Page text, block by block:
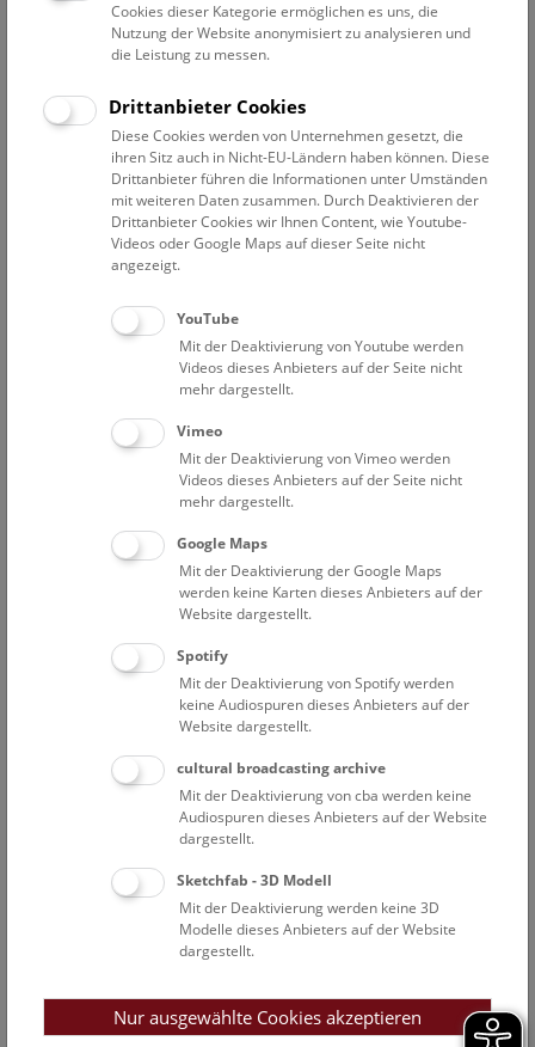
Außenstellen
PASIN/Narrenturm
Augmented Reality Show: Dinosaurier
Eine Zeitreise für Familien durch die Welt der Saurier. Die
Multimedia-Show auf Deck 50 macht es möglich, die
faszinierende Welt der Dinosaurier hautnah zu erleben!
NHM WIEN
13:00 – 14:00
Studiensammlung
Die Überblicksführung durch die Studiensammlung zeigt
ausgewählte Präparate zu verschiedenen Erkrankungen
wie Tuberkulose, Syphilis oder Ichthyose.
NARRENTURM
Augmented Reality Show: Zurück in die
Eine multimediale Zeitreise durch 380 Millionen Jahre
Erdgeschichte, vom Erdaltertum bis heute, entwickelt im
Rahmen des EU-Interreg-Projekts GeoTT ATCZ00013.
Cookies dieser Kategorie ermöglichen es uns, die
Nutzung der Website anonymisiert zu analysieren und
die Leistung zu messen.
Drittanbieter Cookies
Diese Cookies werden von Unternehmen gesetzt, die
ihren Sitz auch in Nicht-EU-Ländern haben können. Diese
Drittanbieter führen die Informationen unter Umständen
mit weiteren Daten zusammen. Durch Deaktivieren der
Drittanbieter Cookies wir Ihnen Content, wie Youtube-
Videos oder Google Maps auf dieser Seite nicht
angezeigt.
YouTube
Mit der Deaktivierung von Youtube werden
Videos dieses Anbieters auf der Seite nicht
mehr dargestellt.
Vimeo
Mit der Deaktivierung von Vimeo werden
Videos dieses Anbieters auf der Seite nicht
mehr dargestellt.
Google Maps
Mit der Deaktivierung der Google Maps
werden keine Karten dieses Anbieters auf der
Website dargestellt.
Spotify
Mit der Deaktivierung von Spotify werden
keine Audiospuren dieses Anbieters auf der
Website dargestellt.
cultural broadcasting archive
Mit der Deaktivierung von cba werden keine
Audiospuren dieses Anbieters auf der Website
dargestellt.
Sketchfab - 3D Modell
Mit der Deaktivierung werden keine 3D
Modelle dieses Anbieters auf der Website
dargestellt.
Nur ausgewählte Cookies akzeptieren